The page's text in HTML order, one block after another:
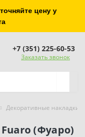
цену у
+7 (351) 225-60-53
Заказать звонок
Декоративные накладки
(Фуаро)